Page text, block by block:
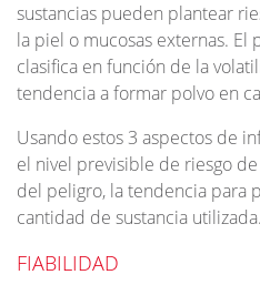
sustancias pueden plantear
la piel o mucosas externas.
clasifica en función de la
tendencia a formar polvo en
Usando estos 3 aspectos de
el nivel previsible de riesgo
del peligro, la tendencia para
cantidad de sustancia utilizada.
FIABILIDAD